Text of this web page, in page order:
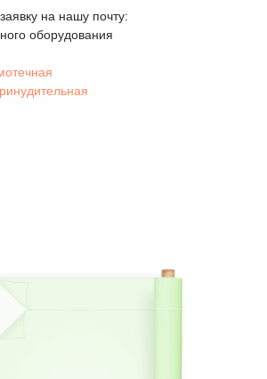
на нашу почту:
оборудования